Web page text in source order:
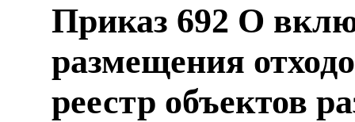
Приказ 692 О
размещения
реестр объектов